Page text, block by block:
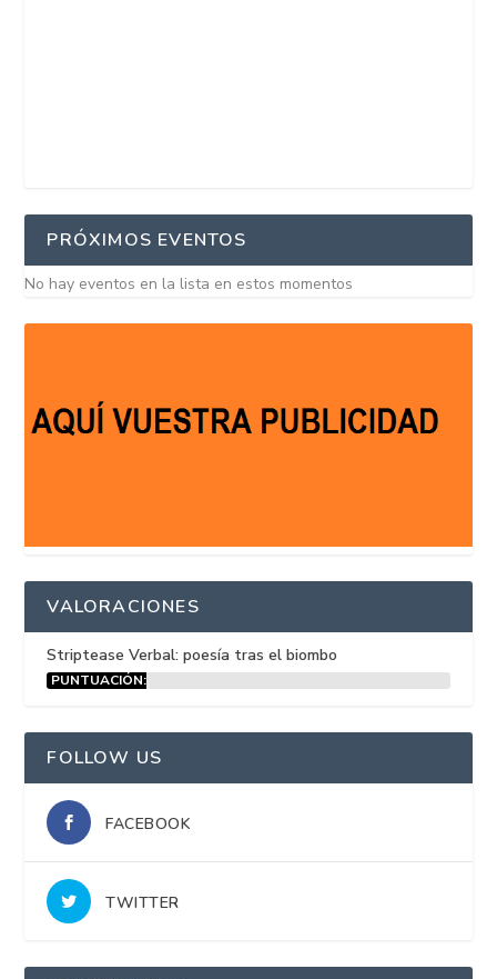
PRÓXIMOS EVENTOS
No hay eventos en la lista en estos momentos
VALORACIONES
Striptease Verbal: poesía tras el biombo
PUNTUACIÓN:
FOLLOW US
FACEBOOK
TWITTER